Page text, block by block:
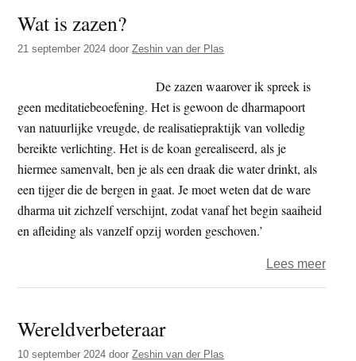
Wat is zazen?
21 september 2024 doorZeshin van der Plas
De zazen waarover ik spreek is
geen meditatiebeoefening. Het is gewoon de dharmapoort
van natuurlijke vreugde, de realisatiepraktijk van volledig
bereikte verlichting. Het is de koan gerealiseerd, als je
hiermee samenvalt, ben je als een draak die water drinkt, als
een tijger die de bergen in gaat. Je moet weten dat de ware
dharma uit zichzelf verschijnt, zodat vanaf het begin saaiheid
en afleiding als vanzelf opzij worden geschoven.’
Lees meerover
Wereldverbeteraar
10 september 2024 doorZeshin van der Plas